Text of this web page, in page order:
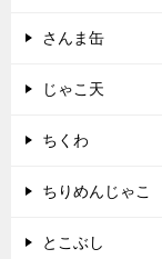
さんま缶
じゃこ天
ちくわ
ちりめんじゃこ
とこぶし